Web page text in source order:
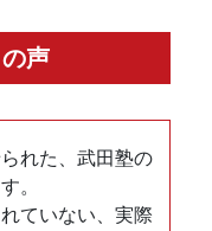
声
れた、武田塾の
。
ていない、実際